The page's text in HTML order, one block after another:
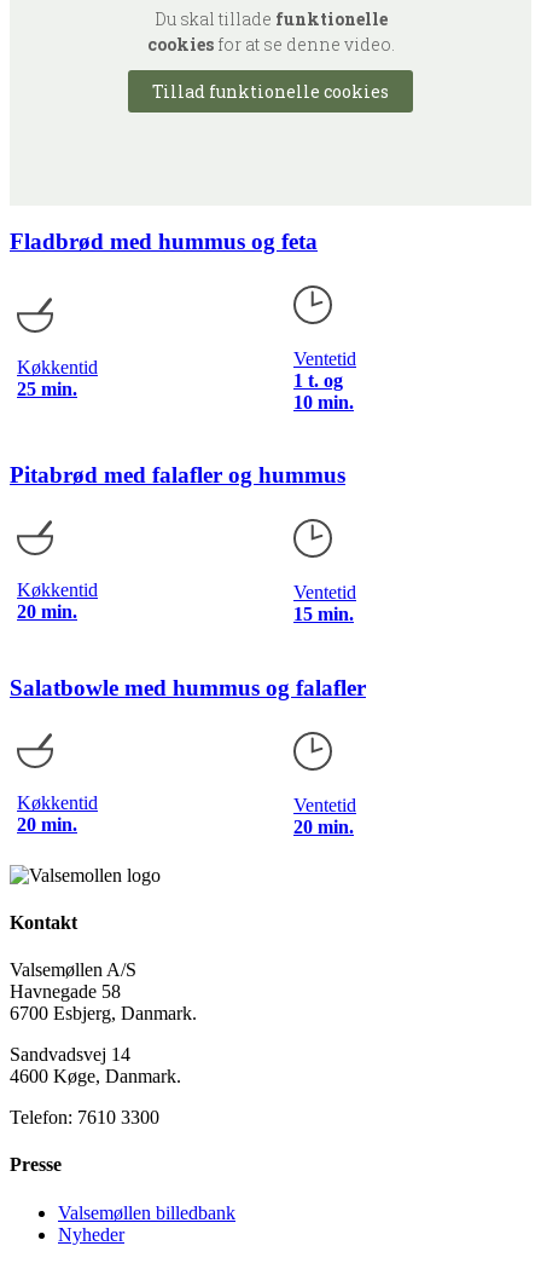
Du skal tillade funktionelle
cookiesfor at se denne video.
Tillad funktionelle cookies
Fladbrød med hummus og feta
Køkkentid
25 min.
Ventetid
1 t. og
10 min.
Pitabrød med falafler og hummus
Køkkentid
20 min.
Ventetid
15 min.
Salatbowle med hummus og falafler
Køkkentid
20 min.
Ventetid
20 min.
Kontakt
Valsemøllen A/S
Havnegade 58
6700 Esbjerg, Danmark.
Sandvadsvej 14
4600 Køge, Danmark.
Telefon: 7610 3300
Presse
Valsemøllen billedbank
Nyheder